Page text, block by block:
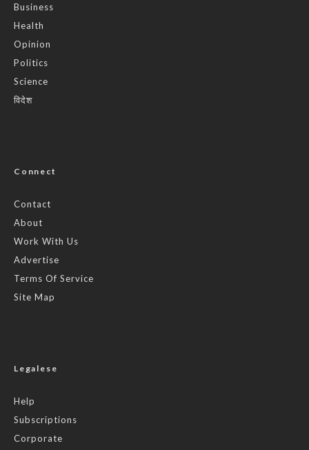
Business
Health
Opinion
Politics
Science
विदेश
Connect
Contact
About
Work With Us
Advertise
Terms Of Service
Site Map
Legalese
Help
Subscriptions
Corporate